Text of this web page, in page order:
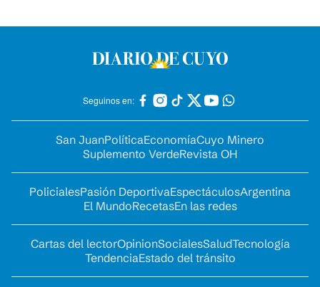
Seguinos en:
San JuanPolíticaEconomíaCuyo Minero
Suplemento VerdeRevista OH
PolicialesPasión DeportivaEspectáculosArgentina
El MundoRecetasEn las redes
Cartas del lectorOpinionSocialesSaludTecnología
TendenciaEstado del tránsito